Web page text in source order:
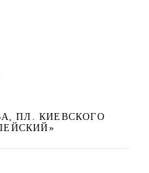
ПЛ. КИЕВСКОГО